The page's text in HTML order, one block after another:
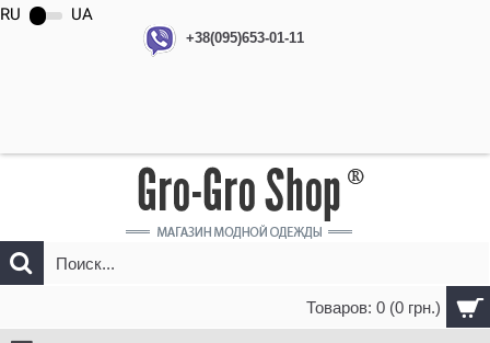
+38(095)653-01-11
RU UA
Товаров: 0 (0 грн.)